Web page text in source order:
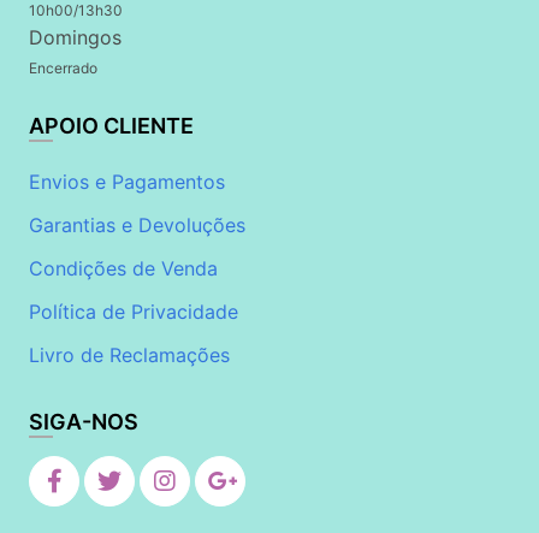
10h00/13h30
Domingos
Encerrado
APOIO CLIENTE
Envios e Pagamentos
Garantias e Devoluções
Condições de Venda
Política de Privacidade
Livro de Reclamações
SIGA-NOS